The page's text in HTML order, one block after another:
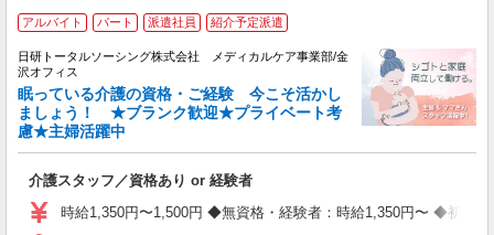
アルバイト パート 派遣社員 紹介予定派遣
日研トータルソーシング株式会社 メディカルケア事業部/金
沢オフィス
眠っている介護の資格・ご経験 今こそ活かし
ましょう！ ★ブランク歓迎★プライベート考
慮★主婦活躍中
介護スタッフ／資格あり or 経験者
時給1,350円〜1,500円 ◆無資格・経験者：時給1,350円〜 ◆初任